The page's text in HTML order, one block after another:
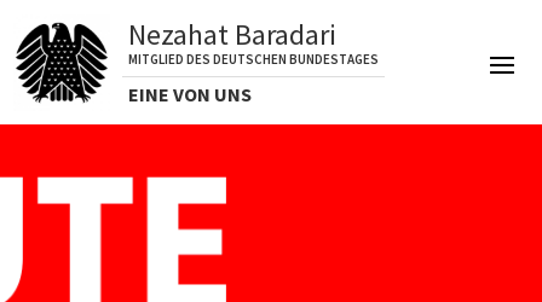
Nezahat Baradari
MITGLIED DES DEUTSCHEN BUNDESTAGES
EINE VON UNS